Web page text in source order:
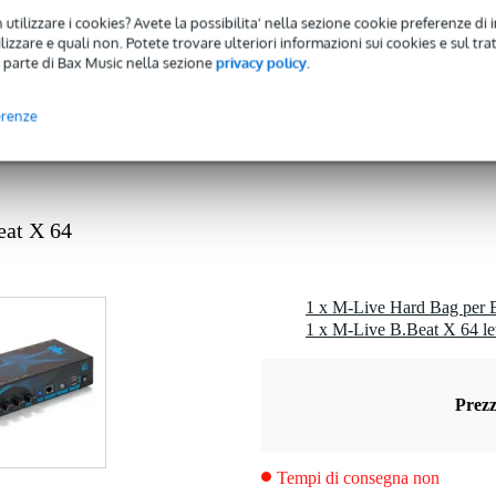
utilizzare i cookies? Avete la possibilita' nella sezione cookie preferenze di
e quali non. Potete trovare ulteriori informazioni sui cookies e sul
di Bax Music nella sezioneprivacy policy.
x 32,5 x 11,5 cm
X 64
1 x M-Live Hard Bag per
1 x M-Live B.Beat X 64
Tempi di consegna non